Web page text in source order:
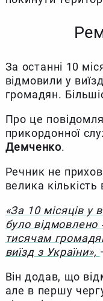
За останні 10
відмовили у
громадян.
Про це
прикордонної
Демченко.
Речник не
велика
«За 10 місяців у
було відмовлено
тисячам
виїзд з України»,
Він додав, що
але в першу